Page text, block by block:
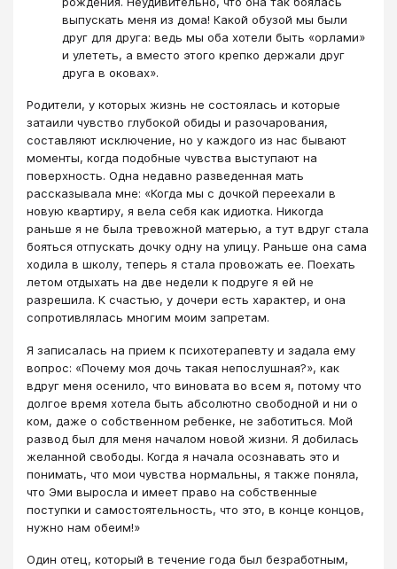
выпускать меня из дома! Какой обузой мы были
друг для друга: ведь мы оба хотели быть «орлами»
и улететь, а вместо этого крепко держали друг
друга в оковах».
Родители, у которых жизнь не состоялась и которые
затаили чувство глубокой обиды и разочарования,
составляют исключение, но у каждого из нас бывают
моменты, когда подобные чувства выступают на
поверхность. Одна недавно разведенная мать
рассказывала мне: «Когда мы с дочкой переехали в
новую квартиру, я вела себя как идиотка. Никогда
раньше я не была тревожной матерью, а тут вдруг стала
бояться отпускать дочку одну на улицу. Раньше она сама
ходила в школу, теперь я стала провожать ее. Поехать
летом отдыхать на две недели к подруге я ей не
разрешила. К счастью, у дочери есть характер, и она
сопротивлялась многим моим запретам.
Я записалась на прием к психотерапевту и задала ему
вопрос: «Почему моя дочь такая непослушная?», как
вдруг меня осенило, что виновата во всем я, потому что
долгое время хотела быть абсолютно свободной и ни о
ком, даже о собственном ребенке, не заботиться. Мой
развод был для меня началом новой жизни. Я добилась
желанной свободы. Когда я начала осознавать это и
понимать, что мои чувства нормальны, я также поняла,
что Эми выросла и имеет право на собственные
поступки и самостоятельность, что это, в конце концов,
нужно нам обеим!»
Один отец, который в течение года был безработным,